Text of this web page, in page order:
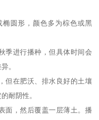
圆形，颜色多为棕色或黑
季进行播种，但具体时间会
。
但在肥沃、排水良好的土壤
耐阴性。
面，然后覆盖一层薄土。播